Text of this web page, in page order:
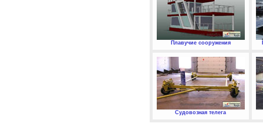
Плавучие сооружения
Судовозная телега